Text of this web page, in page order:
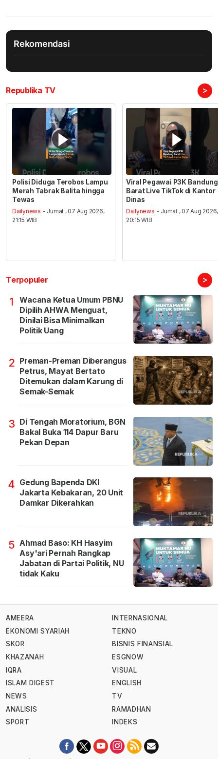
Rekomendasi
Republika TV >
Polisi Diduga Terobos Lampu
Merah Tabrak Balita hingga
Tewas
Dailynews - Jumat , 07 Aug 2026,
21:15 WIB
Viral Pegawai P3K Bandung
Barat Live TikTok di Kantor
Dinas
Dailynews - Jumat , 07 Aug 2026,
20:15 WIB
Terpopuler >
1
Wacana Ketua Umum PBNU
Dipilih AHWA Menguat,
Dinilai Bisa Minimalkan
Politik Uang
2 Preman-Preman Diberangus
Petrus, Mayat Bertato
Ditemukan dalam Karung di
Semak-Semak
3 Di Tengah Moratorium, BGN
Bakal Buka 114 Dapur Baru
Pekan Depan
4 Gedung Bapenda DKI
Jakarta Kebakaran, 20 Unit
Damkar Dikerahkan
5 Ahmad Baso: KH Hasyim
Asy'ari Pernah Rangkap
Jabatan di Partai Politik, NU
tidak Kaku
AMEERA
EKONOMI SYARIAH
SKOR
KHAZANAH
IQRA
ISLAM DIGEST
NEWS
ANALISIS
SPORT
INTERNASIONAL
TEKNO
BISNIS FINANSIAL
ESGNOW
VISUAL
ENGLISH
TV
RAMADHAN
INDEKS